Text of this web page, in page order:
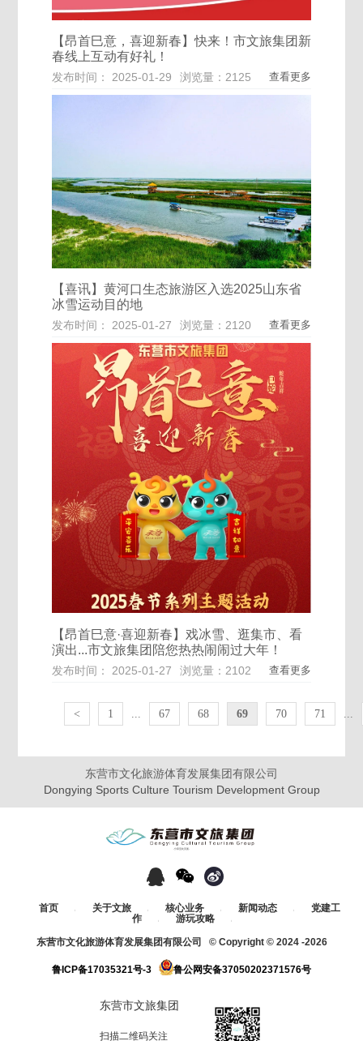
【昂首巳意，喜迎新春】快来！市文旅集团新
春线上互动有好礼！
发布时间： 2025-01-29 浏览量：2125 查看更多
【喜讯】黄河口生态旅游区入选2025山东省
冰雪运动目的地
发布时间： 2025-01-27 浏览量：2120 查看更多
【昂首巳意·喜迎新春】戏冰雪、逛集市、看
演出...市文旅集团陪您热热闹闹过大年！
发布时间： 2025-01-27 浏览量：2102 查看更多
< 1 67 68 69 70 71
东营市文化旅游体育发展集团有限公司
Dongying Sports Culture Tourism Development Group
-分享至此页面-
首页 / 关于文旅 / 核心业务 / 新闻动态 /
党建工
作
/ 游玩攻略 /
东营市文化旅游体育发展集团有限公司 © Copyright © 2024 -2026
鲁ICP备17035321号-3 鲁公网安备37050202371576号
东营市文旅集团
扫描二维码关注